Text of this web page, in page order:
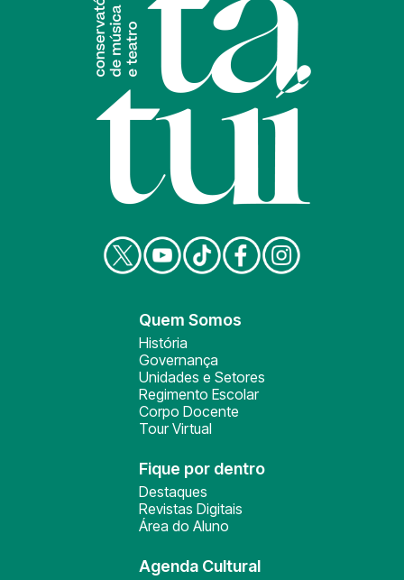
Quem Somos
História
Governança
Unidades e Setores
Regimento Escolar
Corpo Docente
Tour Virtual
Fique por dentro
Destaques
Revistas Digitais
Área do Aluno
Agenda Cultural